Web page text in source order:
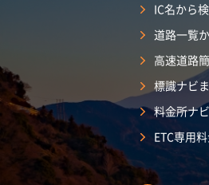
IC名から
道路一覧
高速道路
標識ナビ
料金所ナ
ETC専用